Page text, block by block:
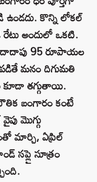
కొన్ని లోకల్
అందులో ఒకటి.
దాదాపు 95 రూపాయల
మనం దిగుమతి
కూడా తగ్గుతాయి.
బంగారం కంటే
మొగ్గు
మార్చి, ఏప్రిల్
సప్లై సూత్రం